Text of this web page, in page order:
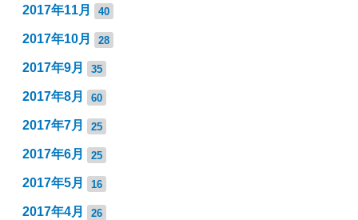
2017年11月 40
2017年10月 28
2017年9月 35
2017年8月 60
2017年7月 25
2017年6月 25
2017年5月 16
2017年4月 26